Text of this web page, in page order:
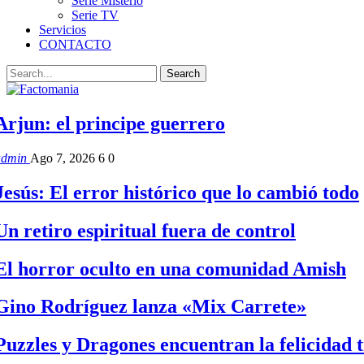
Serie TV
Servicios
CONTACTO
el principe guerrero
Ago 7, 2026 6 0
El error histórico que lo cambió todo
retiro espiritual fuera de control
horror oculto en una comunidad Amish
Rodríguez lanza «Mix Carrete»
y Dragones encuentran la